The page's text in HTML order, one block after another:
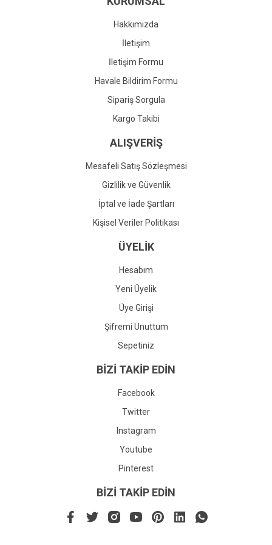
Gönder
Hakkımızda
İletişim
İletişim Formu
Havale Bildirim Formu
Sipariş Sorgula
Kargo Takibi
ALIŞVERİŞ
Mesafeli Satış Sözleşmesi
Gizlilik ve Güvenlik
İptal ve İade Şartları
Kişisel Veriler Politikası
ÜYELİK
Hesabım
Yeni Üyelik
Üye Girişi
Şifremi Unuttum
Sepetiniz
BİZİ TAKİP EDİN
Facebook
Twitter
Instagram
Youtube
Pinterest
BİZİ TAKİP EDİN